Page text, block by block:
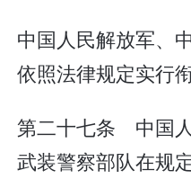
中国人民解放军、
依照法律规定实行
第二十七条 中国
武装警察部队在规